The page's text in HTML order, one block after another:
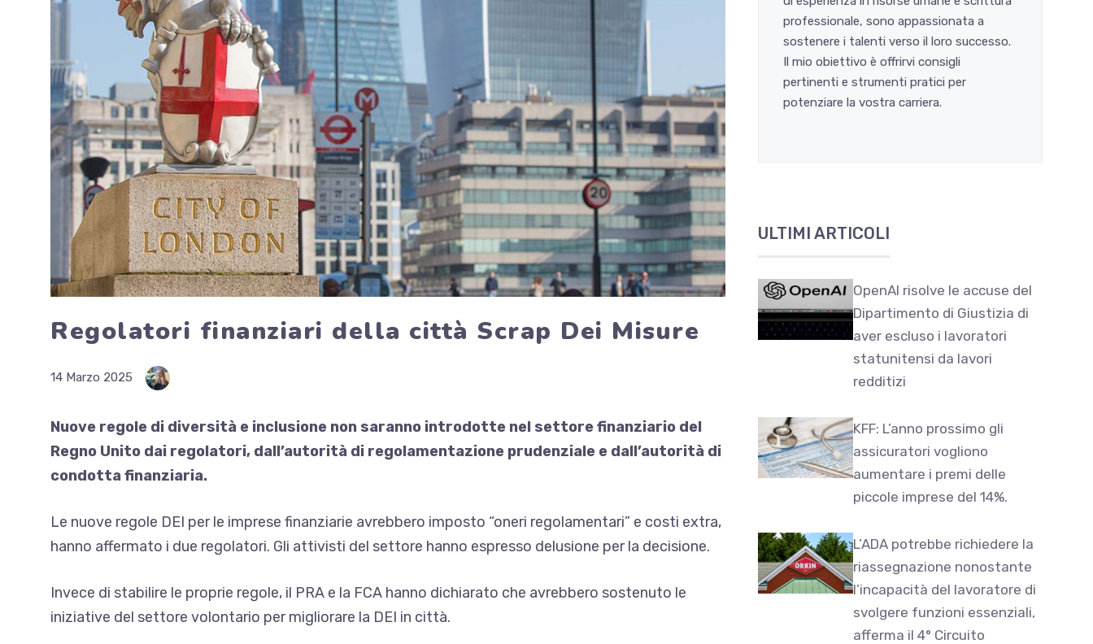
Regolatori finanziari della città Scrap Dei Misure
14 Marzo 2025
Nuove regole di diversità e inclusione non saranno introdotte nel settore finanziario del
Regno Unito dai regolatori, dall’autorità di regolamentazione prudenziale e dall’autorità di
condotta finanziaria.
Le nuove regole DEI per le imprese finanziarie avrebbero imposto “oneri regolamentari” e costi extra,
hanno affermato i due regolatori. Gli attivisti del settore hanno espresso delusione per la decisione.
Invece di stabilire le proprie regole, il PRA e la FCA hanno dichiarato che avrebbero sostenuto le
iniziative del settore volontario per migliorare la DEI in città.
professionale, sono appassionata a
sostenere i talenti verso il loro successo.
Il mio obiettivo è offrirvi consigli
pertinenti e strumenti pratici per
potenziare la vostra carriera.
ULTIMI ARTICOLI
OpenAI risolve le accuse del
Dipartimento di Giustizia di
aver escluso i lavoratori
statunitensi da lavori
redditizi
KFF: L’anno prossimo gli
assicuratori vogliono
aumentare i premi delle
piccole imprese del 14%.
L’ADA potrebbe richiedere la
riassegnazione nonostante
l’incapacità del lavoratore di
svolgere funzioni essenziali,
afferma il 4° Circuito